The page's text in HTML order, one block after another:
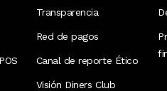
Transparencia
Red de pagos
Canal de reporte Ético
Visión Diners Club